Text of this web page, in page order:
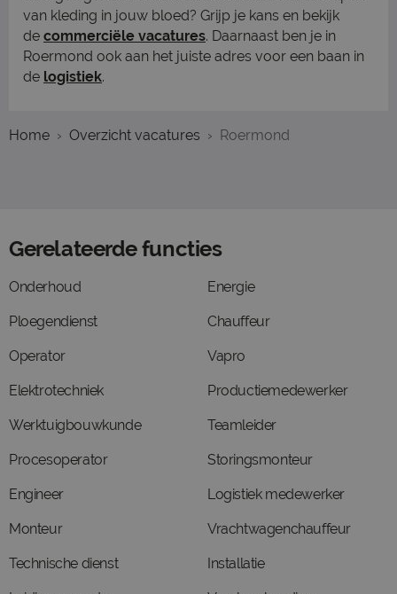
van kleding in jouw bloed? Grijp je kans en bekijk
de commerciële vacatures. Daarnaast ben je in
Roermond ook aan het juiste adres voor een baan in
de logistiek.
Home Overzicht vacatures Roermond
Gerelateerde functies
Onderhoud
Ploegendienst
Operator
Elektrotechniek
Werktuigbouwkunde
Procesoperator
Engineer
Monteur
Technische dienst
Energie
Chauffeur
Vapro
Productiemedewerker
Teamleider
Storingsmonteur
Logistiek medewerker
Vrachtwagenchauffeur
Installatie